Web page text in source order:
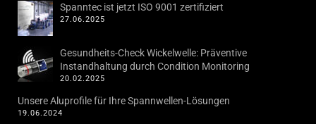
Spanntec ist jetzt ISO 9001 zertifiziert
27.06.2025
Gesundheits-Check Wickelwelle: Präventive
Instandhaltung durch Condition Monitoring
20.02.2025
Unsere Aluprofile für Ihre Spannwellen-Lösungen
19.06.2024